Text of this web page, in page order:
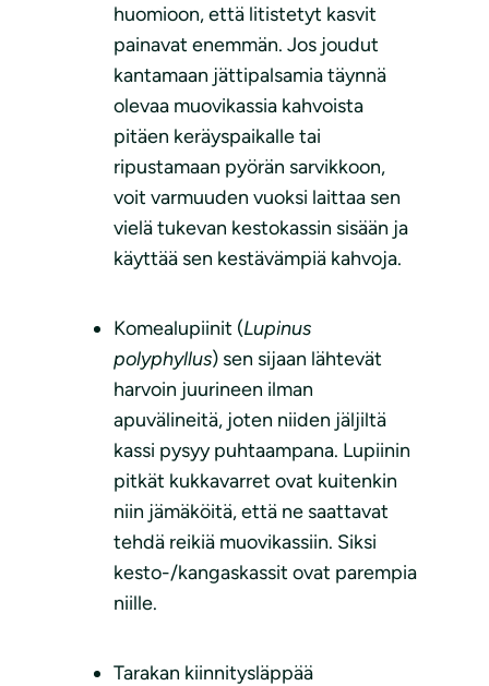
huomioon, että litistetyt kasvit
painavat enemmän. Jos joudut
kantamaan jättipalsamia täynnä
olevaa muovikassia kahvoista
pitäen keräyspaikalle tai
ripustamaan pyörän sarvikkoon,
voit varmuuden vuoksi laittaa sen
vielä tukevan kestokassin sisään ja
käyttää sen kestävämpiä kahvoja.
Komealupiinit (Lupinus
polyphyllus) sen sijaan lähtevät
harvoin juurineen ilman
apuvälineitä, joten niiden jäljiltä
kassi pysyy puhtaampana. Lupiinin
pitkät kukkavarret ovat kuitenkin
niin jämäköitä, että ne saattavat
tehdä reikiä muovikassiin. Siksi
kesto-/kangaskassit ovat parempia
niille.
Tarakan kiinnitysläppää